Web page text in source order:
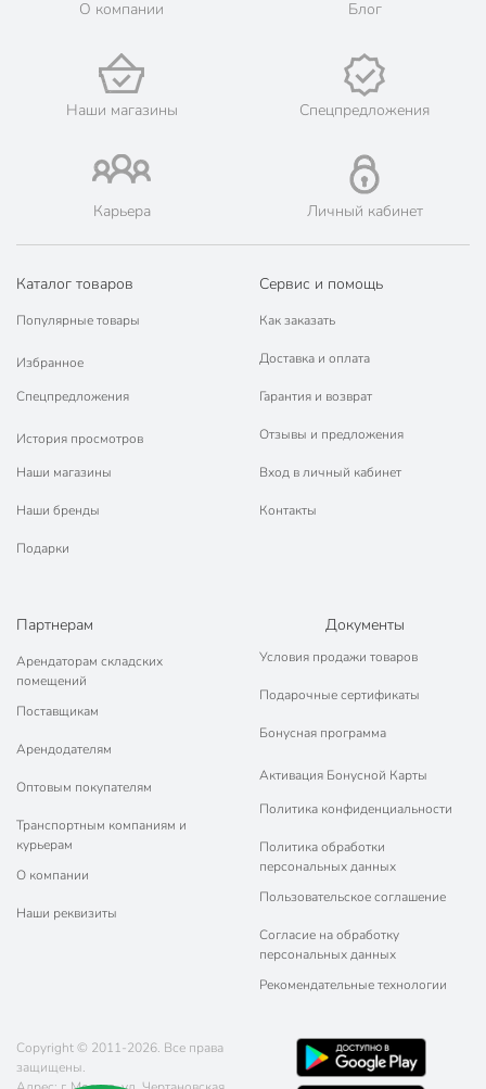
О компании Блог
Наши магазины Спецпредложения
Карьера Личный кабинет
Каталог товаров
Популярные товары
Избранное
Спецпредложения
История просмотров
Наши магазины
Наши бренды
Подарки
Сервис и помощь
Как заказать
Доставка и оплата
Гарантия и возврат
Отзывы и предложения
Вход в личный кабинет
Контакты
Партнерам
Арендаторам складских
помещений
Поставщикам
Арендодателям
Оптовым покупателям
Транспортным компаниям и
курьерам
О компании
Наши реквизиты
Документы
Условия продажи товаров
Подарочные сертификаты
Бонусная программа
Активация Бонусной Карты
Политика конфиденциальности
Политика обработки
персональных данных
Пользовательское соглашение
Согласие на обработку
персональных данных
Рекомендательные технологии
Copyright © 2011-2026. Все права
защищены.